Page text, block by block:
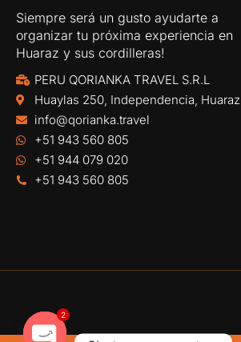
Siempre será un gusto ayudarte a
organizar tu próxima experiencia en
Huaraz y sus cordilleras!
PERU QORIANKA TRAVEL S.R.L
Huaylas 250, Independencia, Huaraz
info@qorianka.travel
+51 943 560 805
+51 944 079 020
+51 943 560 805
2